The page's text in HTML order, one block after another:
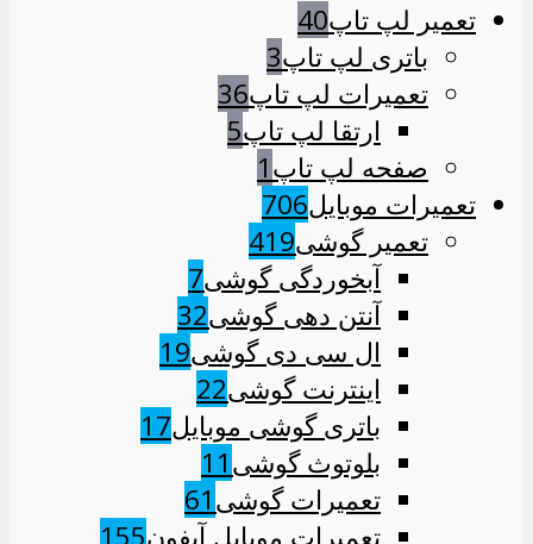
تعمیر لپ تاپ40
باتری لپ تاپ3
تعمیرات لپ تاپ36
ارتقا لپ تاپ5
صفحه لپ تاپ1
تعمیرات موبایل706
تعمیر گوشی419
آبخوردگی گوشی7
آنتن دهی گوشی32
ال سی دی گوشی19
اینترنت گوشی22
باتری گوشی موبایل17
بلوتوث گوشی11
تعمیرات گوشی61